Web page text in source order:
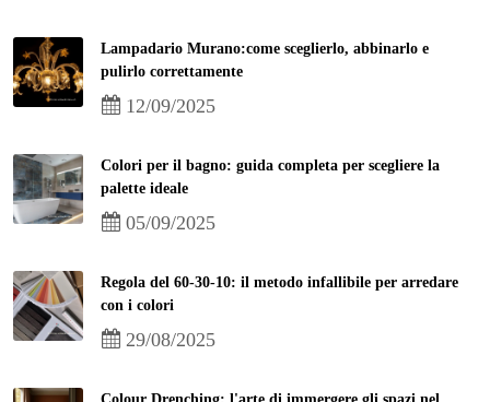
Lampadario Murano:come sceglierlo, abbinarlo e
pulirlo correttamente
12/09/2025
Colori per il bagno: guida completa per scegliere la
palette ideale
05/09/2025
Regola del 60-30-10: il metodo infallibile per arredare
con i colori
29/08/2025